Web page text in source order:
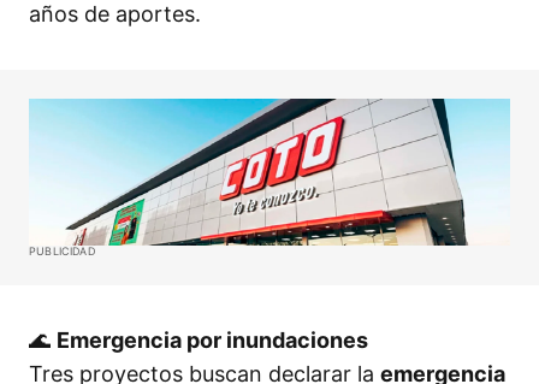
años de aportes.
PUBLICIDAD
🌊 Emergencia por inundaciones
Tres proyectos buscan declarar la emergencia